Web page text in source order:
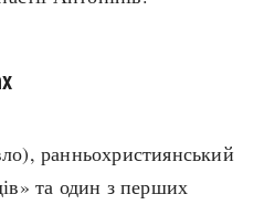
ранньохристиянський
та один з перших